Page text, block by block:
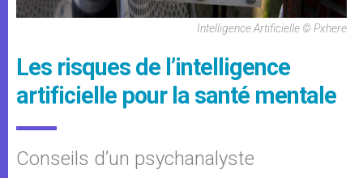
Intelligence Artificielle © Pxhere
Les risques de l’intelligence
artificielle pour la santé mentale
Conseils d’un psychanalyste